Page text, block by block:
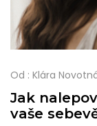
Od : Klára
Jak
vaše